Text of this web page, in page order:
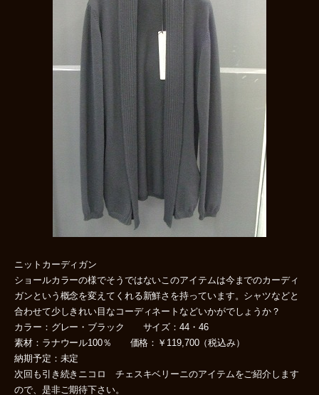
ニットカーディガン
ショールカラーの様でそうではないこのアイテムは今までのカーディ
ガンという概念を変えてくれる新鮮さを持っています。シャツなどと
合わせて少しきれい目なコーディネートなどいかがでしょうか？
カラー：グレー・ブラック サイズ：44・46
素材：ラナウール100％ 価格：￥119,700（税込み）
納期予定：未定
次回も引き続きニコロ チェスキベリーニのアイテムをご紹介します
ので、是非ご期待下さい。